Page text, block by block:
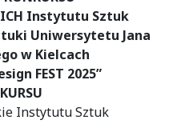
Instytutu Sztuk
Uniwersytetu Jana
w Kielcach
FEST 2025”
Instytutu Sztuk